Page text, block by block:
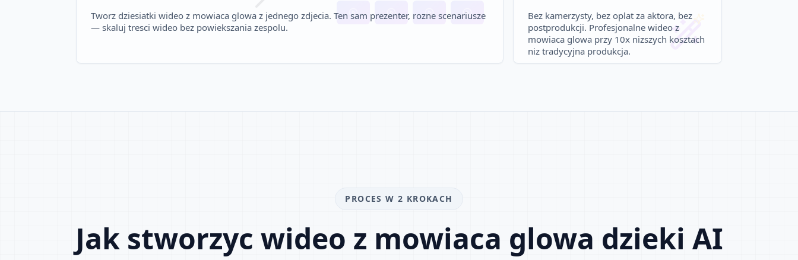
Tworz dziesiatki wideo z mowiaca glowa z jednego zdjecia. Ten sam prezenter, rozne scenariusze
— skaluj tresci wideo bez powiekszania zespolu.
Bez kamerzysty, bez oplat za aktora, bez
postprodukcji. Profesjonalne wideo z
mowiaca glowa przy 10x nizszych kosztach
niz tradycyjna produkcja.
PROCES W 2 KROKACH
Jak stworzyc wideo z mowiaca glowa dzieki AI